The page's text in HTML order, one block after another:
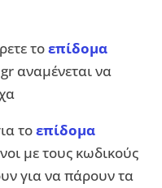
τοεπίδομα
αναμένεται να
τοεπίδομα
με τους κωδικούς
για να πάρουν τα